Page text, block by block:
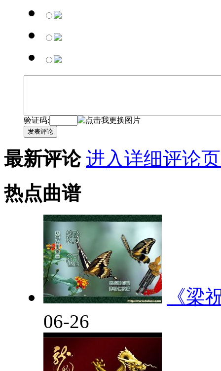
验证码:
发表评论
最新评论 进入详细评论
热点曲谱
《梁
06-26